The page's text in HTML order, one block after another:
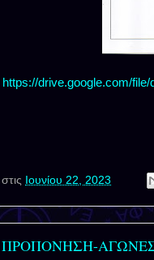
https://drive.google.com/
στις Ιουνίου 22, 2023
ΠΡΟΠΟΝΗΣΗ-ΑΓΩΝΕΣ